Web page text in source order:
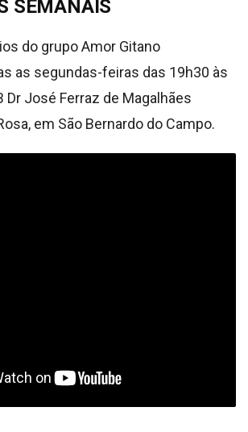
SEMANAIS
do grupo Amor Gitano
as segundas-feiras das 19h30 às
Dr José Ferraz de Magalhães
em São Bernardo do Campo.